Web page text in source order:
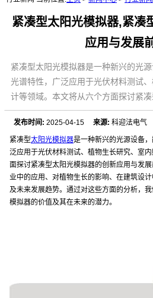
紧凑型太阳光模拟器,紧凑
应用与发展
紧凑型太阳光模拟器是一种新兴的光
光谱特性，广泛应用于光伏材料测试
计等领域。本文将从六个方面探讨紧
发布时间: 2025-04-15来源: 科迎法电
紧凑型太阳光模拟器是一种新兴的光源设备
泛应用于光伏材料测试、植物生长研究、室
面探讨紧凑型太阳光模拟器的创新应用与发
业中的应用、对植物生长的影响、在建筑设
及未来发展趋势。通过对这些方面的分析，
模拟器的价值及其在未来的潜力。